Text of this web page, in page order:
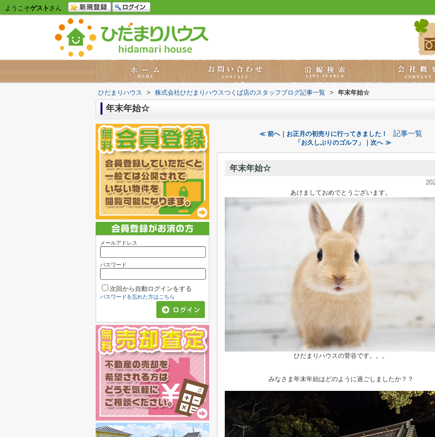
ようこそゲスト さん
ひだまりハウス > 株式会社ひだまりハウスつくば店のスタッフブログ記事一覧 > 年末年始☆
年末年始☆
≪ 前へ｜お正月の初売りに行ってきました！ 記事一覧
「お久しぶりのゴルフ」｜次へ ≫
年末年始☆
あけましておめでとうございます。
ひだまりハウスの菅谷です。。。
みなさま年末年始はどのように過ごしましたか？？
メールアドレス
パスワード
次回から自動ログインをする
パスワードを忘れた方はこちら